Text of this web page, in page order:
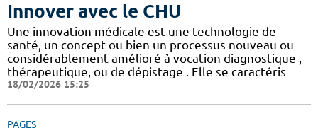
Innover avec le CHU
Une innovation médicale est une technologie de
santé, un concept ou bien un processus nouveau ou
considérablement amélioré à vocation diagnostique ,
thérapeutique, ou de dépistage . Elle se caractéris
18/02/2026 15:25
PAGES